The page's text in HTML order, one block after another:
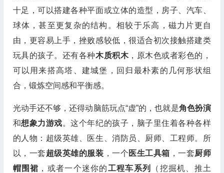
十足，可以搭建各种平面或立体的造型，房子、汽车、
球体，甚至更复杂的结构。相较于乐高，磁力片更自
由，更容易上手，挫败感较低，很适合初次接触搭建类
玩具的孩子。还有各种木质积木，原木色或者彩色的，
可以用来搭高塔、建城堡，回归最朴素的几何形状组
合，锻炼空间感和平衡感。
光动手还不够，还得动脑筋玩点“虚”的，也就是角色扮演
和想象力游戏。这个年纪的孩子，脑子里住着各种各样
的人物：超级英雄、医生、消防员、厨师、工程师。所
以，一套超级英雄的服装 ，一个 医生工具箱 ，一套厨师
帽围裙 ，或者一个迷你的工程车系列
（挖掘机、推土